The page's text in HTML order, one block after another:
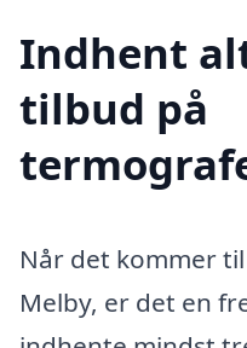
Indhent
tilbud på
Når det kommer
Melby, er det en